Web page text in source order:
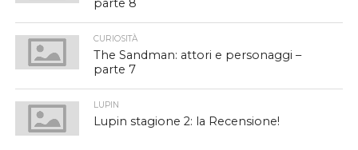
parte 8
CURIOSITÀ
The Sandman: attori e personaggi –
parte 7
LUPIN
Lupin stagione 2: la Recensione!